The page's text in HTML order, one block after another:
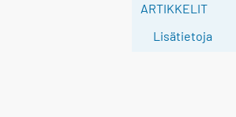
ARTIKKELIT
Lisätietoja